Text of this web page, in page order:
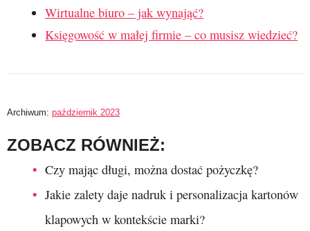
Wirtualne biuro – jak wynająć?
Księgowość w małej firmie – co musisz wiedzieć?
Archiwum: październik 2023
ZOBACZ RÓWNIEŻ:
Czy mając długi, można dostać pożyczkę?
Jakie zalety daje nadruk i personalizacja kartonów
klapowych w kontekście marki?